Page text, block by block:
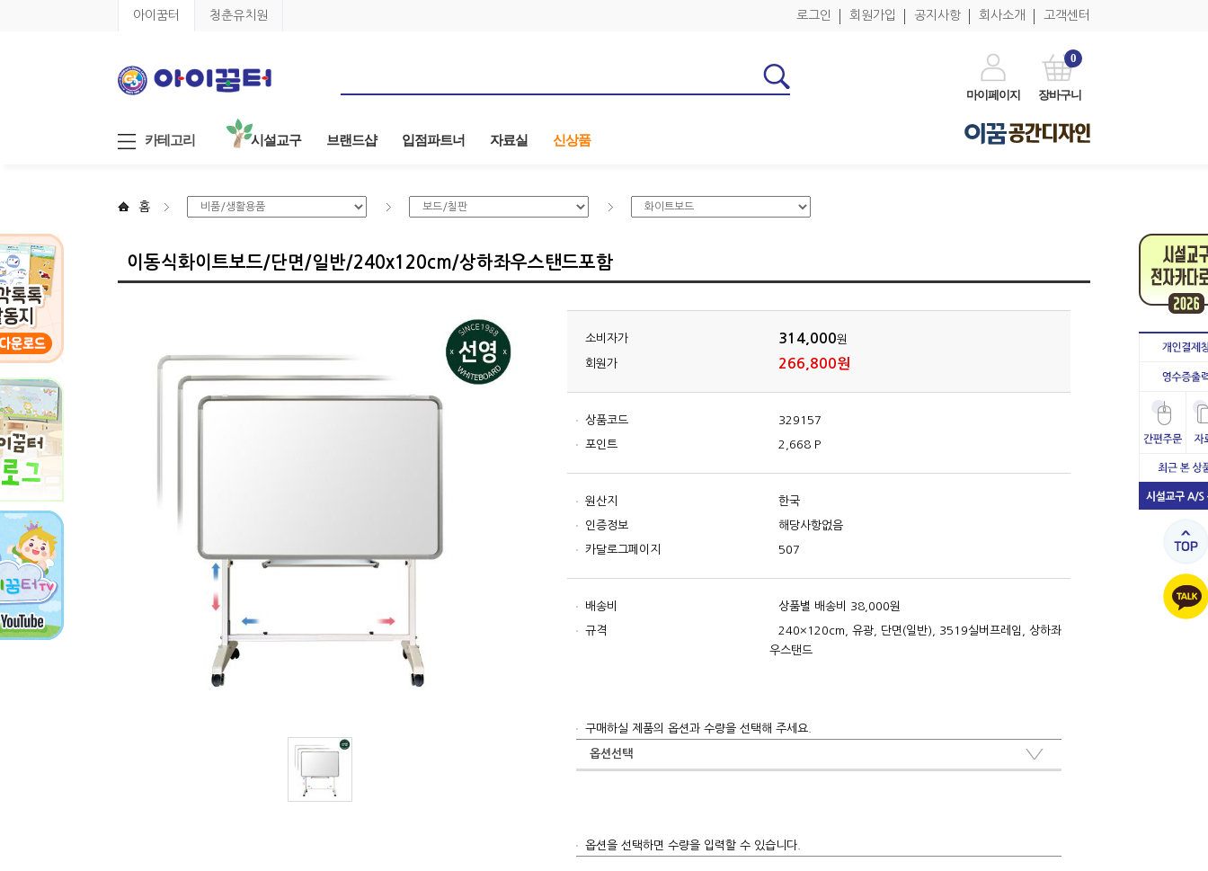
아이꿈터 청춘유치원 로그인 회원가입 공지사항 회사소개 고객센터
마이페이지
0
장바구니
카테고리 시설교구 브랜드샵 입점파트너 자료실 신상품
홈
이동식화이트보드/단면/일반/240x120cm/상하좌우스탠드포함
소비자가 314,000원
회원가 266,800원
상품코드 329157
포인트 2,668 P
원산지 한국
인증정보 해당사항없음
카달로그페이지 507
배송비 상품별 배송비 38,000원
규격
240×120cm, 유광, 단면(일반), 3519실버프레임, 상하좌
우스탠드
구매하실 제품의 옵션과 수량을 선택해 주세요.
옵션선택
옵션을 선택하면 수량을 입력할 수 있습니다.